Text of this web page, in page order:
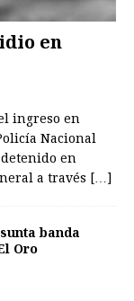
en
ingreso en
Nacional
en
a través […]
banda
Oro